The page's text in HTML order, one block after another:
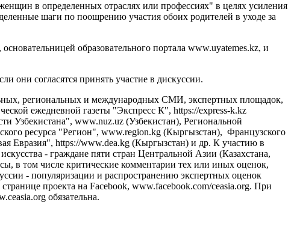
в определенных отраслях или профессиях" в целях усиления
шаги по поощрению участия обоих родителей в уходе за
образовательного портала www.uyatemes.kz, и
они согласятся принять участие в дискуссии.
региональных и международных СМИ, экспертных площадок,
ежедневной газеты "Экспресс К", https://express-k.kz
Узбекистана", www.nuz.uz (Узбекистан), Региональной
ресурса "Регион", www.region.kg (Кыргызстан), Французского
Евразия", https://www.dea.kg (Кыргызстан) и др. К участию в
- граждане пяти стран Центральной Азии (Казахстана,
в том числе критические комментарии тех или иных оценок,
- популяризации и распространению экспертных оценок
проекта на Facebook, www.facebook.com/ceasia.org. При
обязательна.